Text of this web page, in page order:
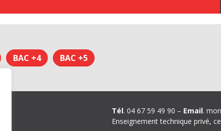
BAC +4 BAC +5
Tél. 04 67 59 49 90 – Email.
Enseignement technique privé,